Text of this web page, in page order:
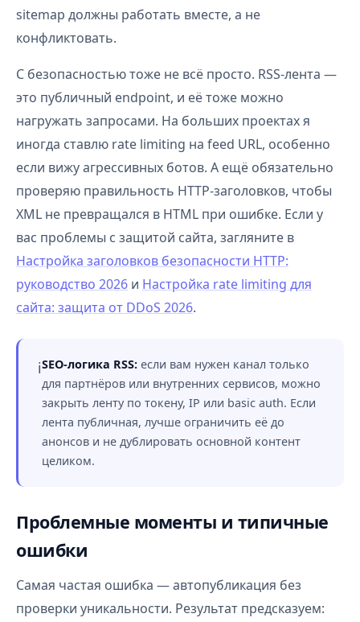
sitemap должны работать вместе, а не
конфликтовать.
С безопасностью тоже не всё просто. RSS-лента —
это публичный endpoint, и её тоже можно
нагружать запросами. На больших проектах я
иногда ставлю rate limiting на feed URL, особенно
если вижу агрессивных ботов. А ещё обязательно
проверяю правильность HTTP-заголовков, чтобы
XML не превращался в HTML при ошибке. Если у
вас проблемы с защитой сайта, загляните в
Настройка заголовков безопасности HTTP:
руководство 2026 и Настройка rate limiting для
сайта: защита от DDoS 2026.
ℹ️SEO-логика RSS: если вам нужен канал только
для партнёров или внутренних сервисов, можно
закрыть ленту по токену, IP или basic auth. Если
лента публичная, лучше ограничить её до
анонсов и не дублировать основной контент
целиком.
Проблемные моменты и типичные
ошибки
Самая частая ошибка — автопубликация без
проверки уникальности. Результат предсказуем: